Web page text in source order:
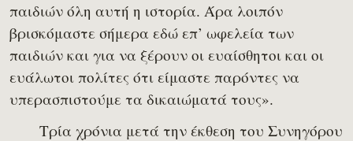
παιδιών όλη αυτή η ιστορία. Άρα λοιπόν
βρισκόμαστε σήμερα εδώ επ’ ωφελεία των
παιδιών και για να ξέρουν οι ευαίσθητοι και οι
ευάλωτοι πολίτες ότι είμαστε παρόντες να
υπερασπιστούμε τα δικαιώματά τους».
Τρία χρόνια μετά την έκθεση του Συνηγόρου